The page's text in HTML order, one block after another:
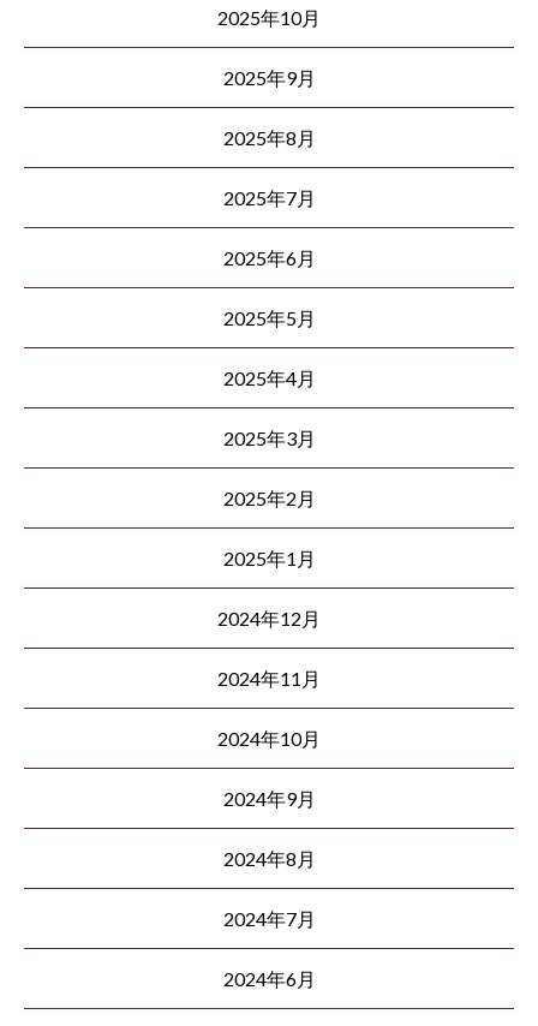
2025年10月
2025年9月
2025年8月
2025年7月
2025年6月
2025年5月
2025年4月
2025年3月
2025年2月
2025年1月
2024年12月
2024年11月
2024年10月
2024年9月
2024年8月
2024年7月
2024年6月